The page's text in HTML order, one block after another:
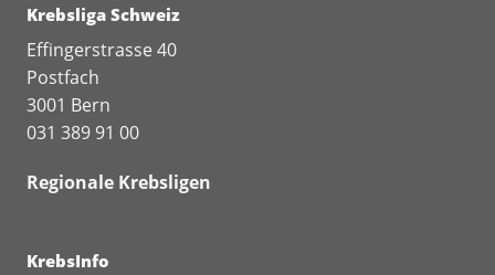
Krebsliga Schweiz
Effingerstrasse 40
Postfach
3001 Bern
031 389 91 00
Regionale Krebsligen
KrebsInfo